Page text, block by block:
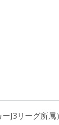
J3リーグ所属